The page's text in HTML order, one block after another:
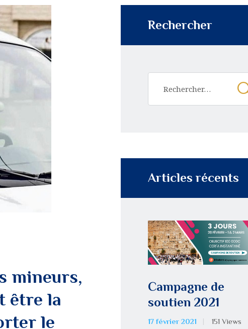
mineurs,
être la
le
Rechercher
Articles récents
Campagne de
soutien 2021
17 février 2021 151 Views